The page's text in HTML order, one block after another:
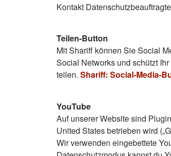
Kontakt
Teilen-Button
Mit Shariff können Sie Social
Social Networks und schützt
teilen. Shariff: Social-Media-
YouTube
Auf unserer Website sind
United States betrieben wird
Wir verwenden eingebettete